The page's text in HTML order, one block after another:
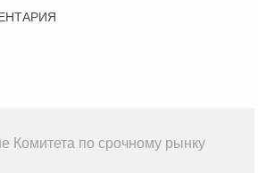
Комитета по срочному рынку